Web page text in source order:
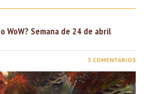
WoW? Semana de 24 de abril
3 COMENTÁRIOS